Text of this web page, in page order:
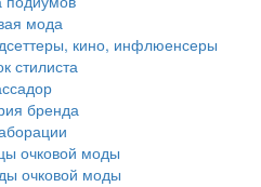
мода
кино, инфлюенсеры
стилиста
бренда
очковой моды
очковой моды